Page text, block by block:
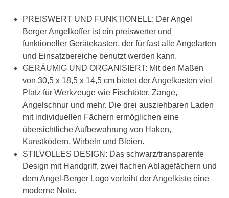
PREISWERT UND FUNKTIONELL: Der Angel
Berger Angelkoffer ist ein preiswerter und
funktioneller Gerätekasten, der für fast alle Angelarten
und Einsatzbereiche benutzt werden kann.
GERÄUMIG UND ORGANISIERT: Mit den Maßen
von 30,5 x 18,5 x 14,5 cm bietet der Angelkasten viel
Platz für Werkzeuge wie Fischtöter, Zange,
Angelschnur und mehr. Die drei ausziehbaren Laden
mit individuellen Fächern ermöglichen eine
übersichtliche Aufbewahrung von Haken,
Kunstködern, Wirbeln und Bleien.
STILVOLLES DESIGN: Das schwarz/transparente
Design mit Handgriff, zwei flachen Ablagefächern und
dem Angel-Berger Logo verleiht der Angelkiste eine
moderne Note.